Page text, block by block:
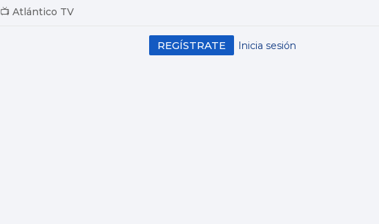
📺 Atlántico TV
Inicia sesión
REGÍSTRATE